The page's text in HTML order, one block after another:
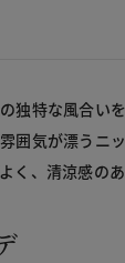
独特な風合い
囲気が漂うニ
く、清涼感のあ